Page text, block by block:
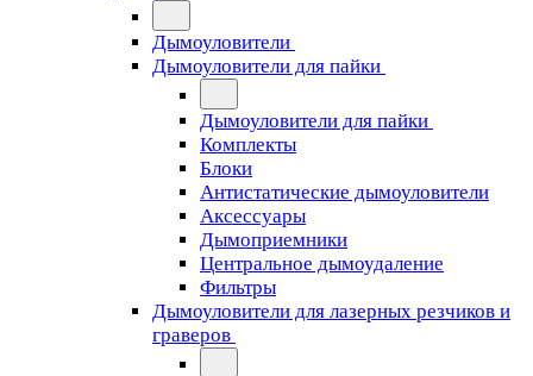
Дымоуловители
Дымоуловители для пайки
Дымоуловители для пайки
Комплекты
Блоки
Антистатические дымоуловители
Аксессуары
Дымоприемники
Центральное дымоудаление
Фильтры
Дымоуловители для лазерных резчиков и
граверов